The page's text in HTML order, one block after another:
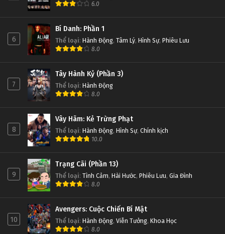
6.0
6
Bí Danh: Phần 1
Thể loại: Hành Động, Tâm Lý, Hình Sự, Phiêu Lưu
8.0
7
Tây Hành Kỷ (Phần 3)
Thể loại: Hành Động
8.0
8
Vây Hãm: Kẻ Trừng Phạt
Thể loại: Hành Động, Hình Sự, Chính kịch
10.0
9
Trạng Cãi (Phần 13)
Thể loại: Tình Cảm, Hài Hước, Phiêu Lưu, Gia Đình
8.0
10
Avengers: Cuộc Chiến Bí Mật
Thể loại: Hành Động, Viễn Tưởng, Khoa Học
8.0